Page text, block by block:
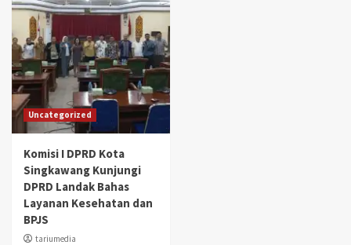
Uncategorized
Komisi I DPRD Kota
Singkawang Kunjungi
DPRD Landak Bahas
Layanan Kesehatan dan
BPJS
tariumedia